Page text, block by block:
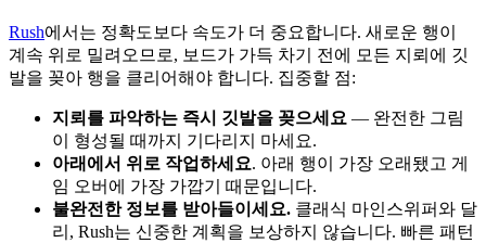
Rush에서는 정확도보다 속도가 더 중요합니다. 새로운 행이
계속 위로 밀려오므로, 보드가 가득 차기 전에 모든 지뢰에 깃
발을 꽂아 행을 클리어해야 합니다. 집중할 점:
지뢰를 파악하는 즉시 깃발을 꽂으세요 — 완전한 그림
이 형성될 때까지 기다리지 마세요.
아래에서 위로 작업하세요. 아래 행이 가장 오래됐고 게
임 오버에 가장 가깝기 때문입니다.
불완전한 정보를 받아들이세요. 클래식 마인스위퍼와 달
리, Rush는 신중한 계획을 보상하지 않습니다. 빠른 패턴